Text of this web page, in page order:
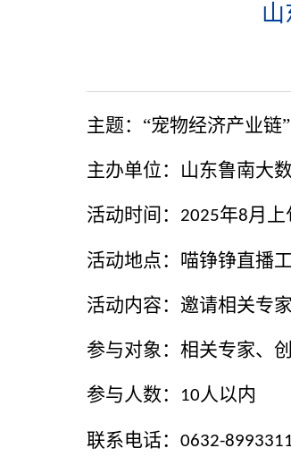
山
主题： “宠物经济产业链
主办单位：山东鲁南大
活动时间： 2025年8月上
活动地点：喵铮铮直播
活动内容：邀请相关专
参与对象：相关专家、
参与人数： 10人以内
联系电话： 0632-